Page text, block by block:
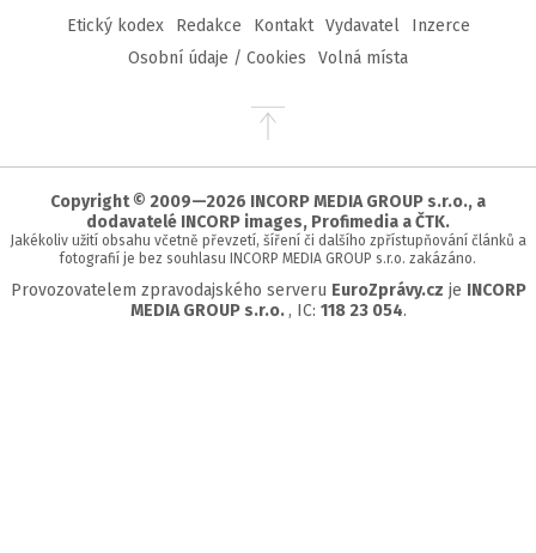
Etický kodex Redakce Kontakt Vydavatel
Inzerce
Osobní údaje / Cookies
Volná místa
Přejít
stránky
Copyright © 2009—2026 INCORP MEDIA GROUP s.r.o., a
dodavatelé INCORP images, Profimedia a ČTK.
Jakékoliv užití obsahu včetně převzetí, šíření či dalšího zpřístupňování článků a
fotografií je bez souhlasu INCORP MEDIA GROUP s.r.o. zakázáno.
Provozovatelem zpravodajského serveru EuroZprávy.cz je INCORP
MEDIA GROUP s.r.o. , IC: 118 23 054.